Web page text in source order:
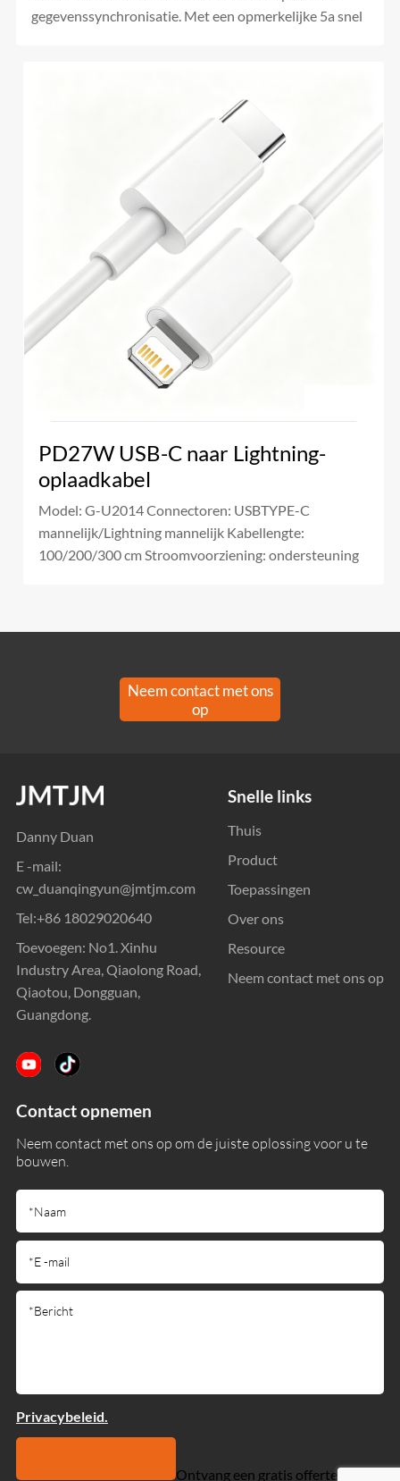
gegevenssynchronisatie. Met een opmerkelijke 5a snel
PD27W USB-C naar Lightning-
oplaadkabel
Model: G-U2014 Connectoren: USBTYPE-C
mannelijk/Lightning mannelijk Kabellengte:
100/200/300 cm Stroomvoorziening: ondersteuning
Neem contact met ons
op
Danny Duan
E -mail:
cw_duanqingyun@jmtjm.com
Tel:+86 18029020640
Toevoegen: No1. Xinhu
Industry Area, Qiaolong Road,
Qiaotou, Dongguan,
Guangdong.
Snelle links
Thuis
Product
Toepassingen
Over ons
Resource
Neem contact met ons op
Contact opnemen
Neem contact met ons op om de juiste oplossing voor u te
bouwen.
Privacybeleid.
Ontvang een gratis offerte